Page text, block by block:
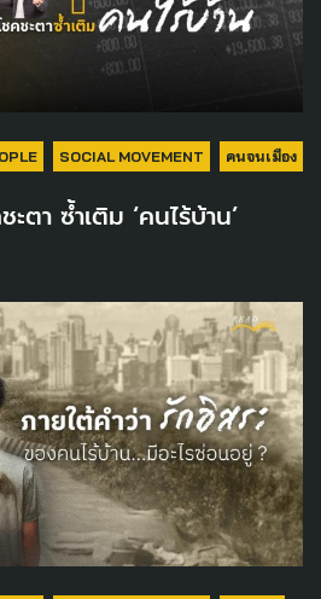
SOCIAL MOVEMENT คนจนเมือง
า ซ้ำเติม ‘คนไร้บ้าน’